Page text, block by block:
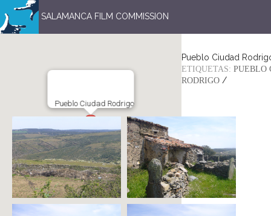
SALAMANCA FILM COMMISSION
Pueblo Ciudad Rodrigo
Pueblo Ciudad
ETIQUETAS: PUEBLO
RODRIGO /